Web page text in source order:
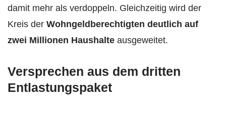
damit mehr als verdoppeln. Gleichzeitig wird der
Kreis der Wohngeldberechtigten deutlich auf
zwei Millionen Haushalte ausgeweitet.
Versprechen aus dem dritten
Entlastungspaket